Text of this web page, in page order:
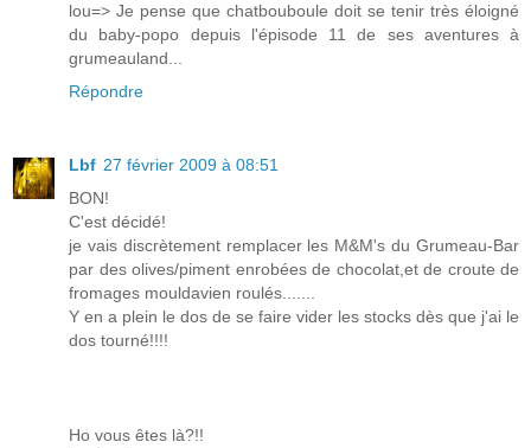
lou=> Je pense que chatbouboule doit se tenir très éloigné
du baby-popo depuis l'épisode 11 de ses aventures à
grumeauland...
Répondre
Lbf 27 février 2009 à 08:51
BON!
C'est décidé!
je vais discrètement remplacer les M&M's du Grumeau-Bar
par des olives/piment enrobées de chocolat,et de croute de
fromages mouldavien roulés.......
Y en a plein le dos de se faire vider les stocks dès que j'ai le
dos tourné!!!!
Ho vous êtes là?!!